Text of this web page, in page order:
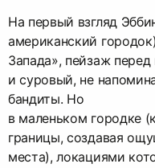
На первый взгляд
американский
Запада», пейзаж
и суровый, не
бандиты. Но
в маленьком городке
границы, создавая
места), локациями